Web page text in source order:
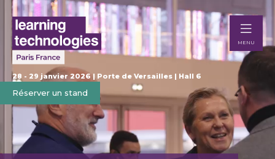
28 - 29 janvier 2026 | Porte de Versailles | Hall 6
Réserver un stand
MENU